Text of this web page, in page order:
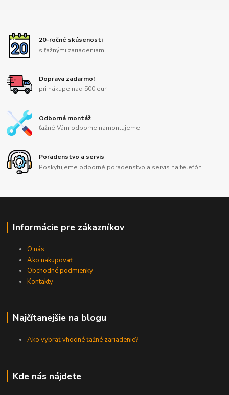
20-ročné skúsenosti
s ťažnými zariadeniami
Doprava zadarmo!
pri nákupe nad 500 eur
Odborná montáž
ťažné Vám odborne namontujeme
Poradenstvo a servis
Poskytujeme odborné poradenstvo a servis na telefón
Informácie pre zákazníkov
O nás
Ako nakupovať
Obchodné podmienky
Kontakty
Najčítanejšie na blogu
Ako vybrať vhodné ťažné zariadenie?
Kde nás nájdete